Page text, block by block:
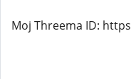
Moj Threema ID: